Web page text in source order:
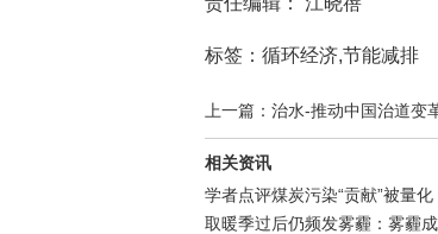
标签：循环经济,节能减排
上一篇：治水-推动中国治道变
相关资讯
学者点评煤炭污染“贡献”被量化
取暖季过后仍频发雾霾：雾霾